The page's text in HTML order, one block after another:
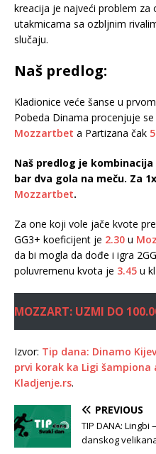
kreacija je najveći problem za
utakmicama sa ozbljnim
slučaju.
Naš predlog:
Kladionice veće šanse u
Pobeda Dinama procenjuje
Mozzartbet a Partizana čak
Naš predlog je
bar dva gola na meču. Za
Mozzartbet.
Za one koji vole jače kvote
GG3+ koeficijent je 2.30 u
da bi mogla da dođe i igra
poluvremenu kvota je 3.45 u
MOZZART: UZMI DO
Izvor: Tip dana: Dinamo
prvi korak ka Ligi šampiona
Kladjenje.rs.
PREVIOUS
TIP DANA:
danskog